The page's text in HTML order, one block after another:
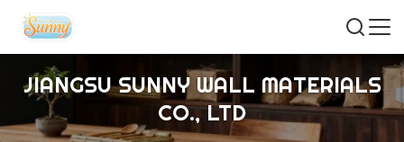
JIANGSU SUNNY WALL MATERIALS
CO., LTD